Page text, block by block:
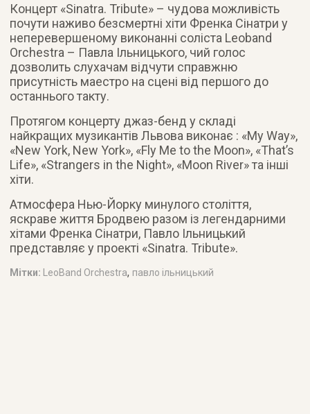
Концерт «Sinatra. Tribute» – чудова можливість
почути наживо безсмертні хіти Френка Сінатри у
неперевершеному виконанні соліста Leoband
Orchestra – Павла Ільницького, чий голос
дозволить слухачам відчути справжню
присутність маестро на сцені від першого до
останнього такту.
Протягом концерту джаз-бенд у складі
найкращих музикантів Львова виконає : «My Way»,
«New York, New York», «Fly Me to the Moon», «That’s
Life», «Strangers in the Night», «Moon River» та інші
хіти.
Атмосфера Нью-Йорку минулого століття,
яскраве життя Бродвею разом із легендарними
хітами Френка Сінатри, Павло Ільницький
представляє у проекті «Sinatra. Tribute».
Мітки: LeoBand Orchestra, павло ільницький